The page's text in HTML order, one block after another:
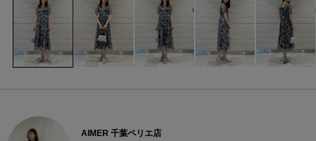
AIMER 千葉ペリエ店